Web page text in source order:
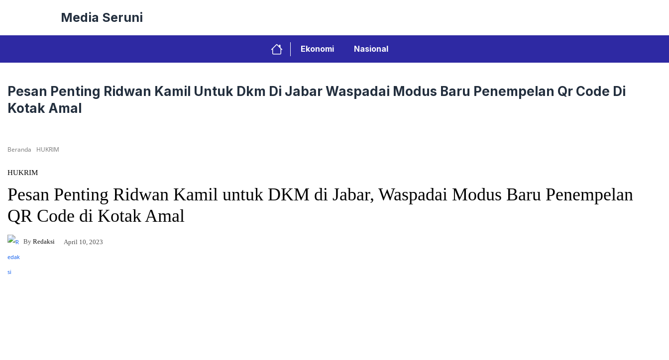
Media Seruni
Ekonomi Nasional
Pesan Penting Ridwan Kamil Untuk Dkm Di Jabar Waspadai Modus Baru Penempelan Qr Code Di
Kotak Amal
Beranda HUKRIM
HUKRIM
Pesan Penting Ridwan Kamil untuk DKM di Jabar, Waspadai Modus Baru Penempelan
QR Code di Kotak Amal
By Redaksi April 10, 2023